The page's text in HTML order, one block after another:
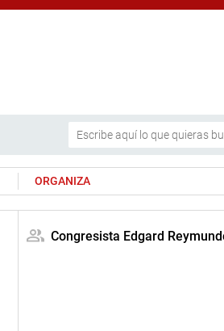
ORGANIZA
Congresista Edgard